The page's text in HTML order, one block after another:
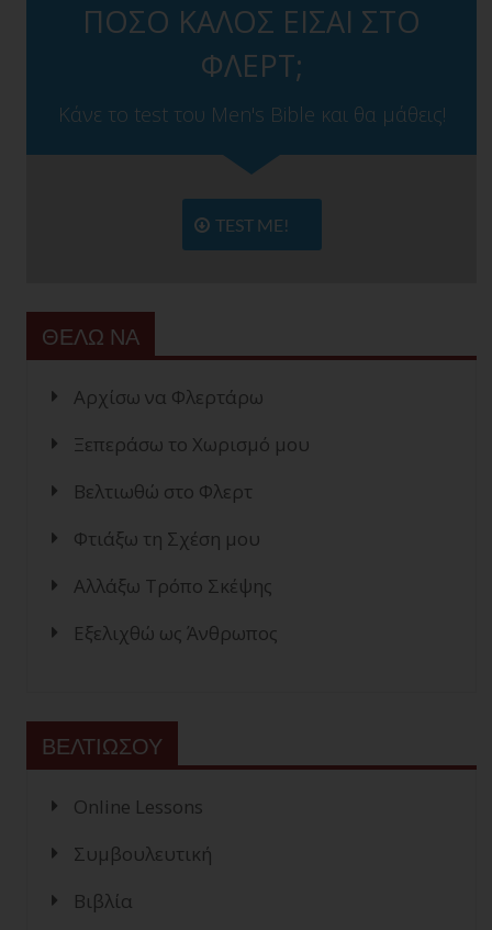
ΠΟΣΟ ΚΑΛΟΣ ΕΙΣΑΙ ΣΤΟ
ΦΛΕΡΤ;
Κάνε το test του Men's Bible και θα μάθεις!
TEST ME!
ΘΕΛΩ ΝΑ
Αρχίσω να Φλερτάρω
Ξεπεράσω το Χωρισμό μου
Βελτιωθώ στο Φλερτ
Φτιάξω τη Σχέση μου
Αλλάξω Τρόπο Σκέψης
Εξελιχθώ ως Άνθρωπος
ΒΕΛΤΙΩΣΟΥ
Online Lessons
Συμβουλευτική
Βιβλία